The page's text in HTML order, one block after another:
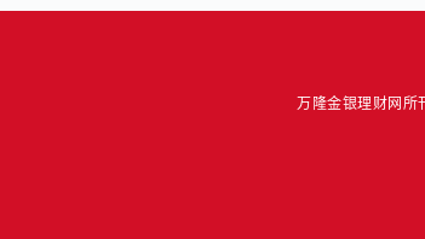
万隆金银理财网所